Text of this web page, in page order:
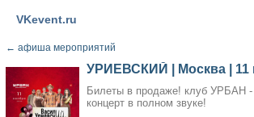
VKevent.ru
← афиша мероприятий
УРИЕВСКИЙ | Москва | 11
Билеты в продаже! клуб УРБАН -
концерт в полном звуке!